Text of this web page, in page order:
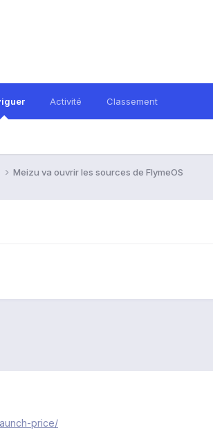
Activité Classement
Meizu va ouvrir les sources de FlymeOS
price/